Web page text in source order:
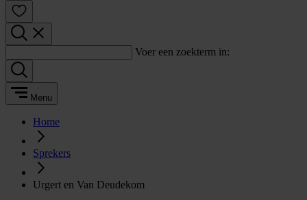
Voer een zoekterm in:
Menu
Home
Sprekers
Urgert en Van Deudekom